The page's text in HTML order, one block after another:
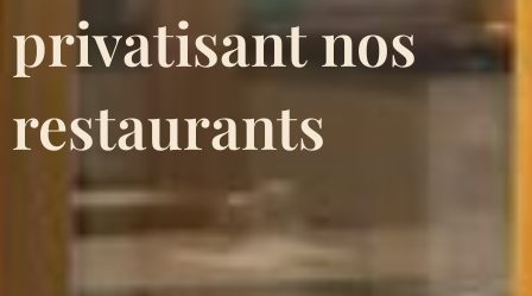
privatisant nos
restaurants